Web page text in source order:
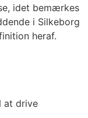
idet bemærkes
i Silkeborg
heraf.
at drive